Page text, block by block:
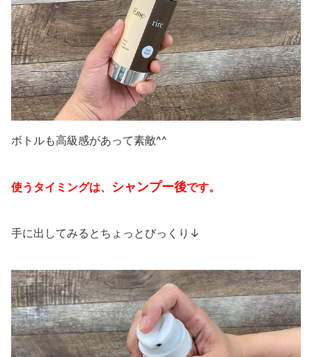
ボトルも高級感があって素敵^^
使うタイミングは、 シャンプー後です。
手に出してみるとちょっとびっくり↓